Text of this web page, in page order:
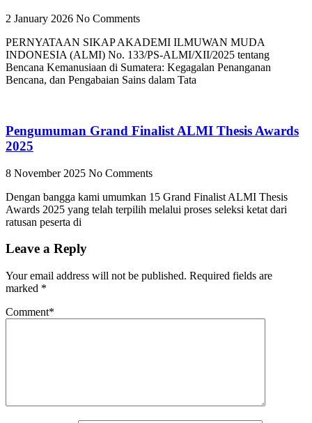
2 January 2026 No Comments
PERNYATAAN SIKAP AKADEMI ILMUWAN MUDA
INDONESIA (ALMI) No. 133/PS-ALMI/XII/2025 tentang
Bencana Kemanusiaan di Sumatera: Kegagalan Penanganan
Bencana, dan Pengabaian Sains dalam Tata
Pengumuman Grand Finalist ALMI Thesis Awards
2025
8 November 2025 No Comments
Dengan bangga kami umumkan 15 Grand Finalist ALMI Thesis
Awards 2025 yang telah terpilih melalui proses seleksi ketat dari
ratusan peserta di
Leave a Reply
Your email address will not be published. Required fields are
marked *
Comment*